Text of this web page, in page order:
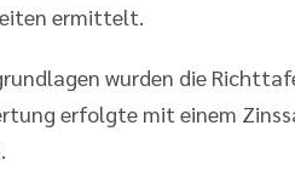
ermittelt.
wurden die
erfolgte mit einem